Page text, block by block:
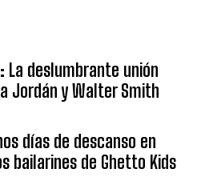
La deslumbrante unión
Jordán y Walter Smith
días de descanso en
bailarines de Ghetto Kids